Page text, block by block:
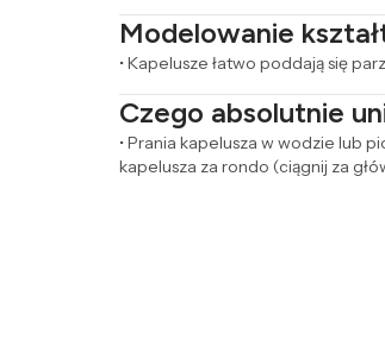
Modelowanie
• Kapelusze łatwo poddają się
Czego absolutnie
• Prania kapelusza w wodzie lub
kapelusza za rondo (ciągnij za